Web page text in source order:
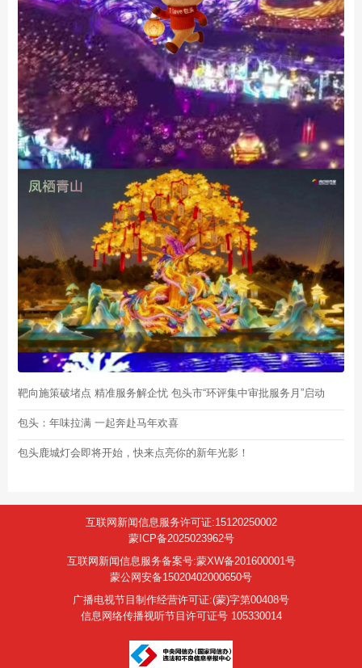
靶向施策破堵点 精准服务解企忧 包头市“环评集中审批服务月”启动
包头：年味拉满 一起奔赴马年欢喜
包头鹿城灯会即将开始，快来点亮你的新年光影！
互联网新闻信息服务许可证:15120250002
蒙ICP备2025023962号
互联网新闻信息服务备案号:蒙XW备201600001号
蒙公网安备15020402000650号
广播电视节目制作经营许可证:(蒙)字第00408号
信息网络传播视听节目许可证号 105330014